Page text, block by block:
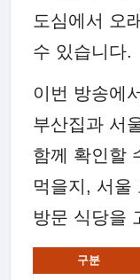
도심에서 오
수 있습니다.
이번 방송에
부산집과 서
함께 확인할
먹을지, 서울
방문 식당을
구분